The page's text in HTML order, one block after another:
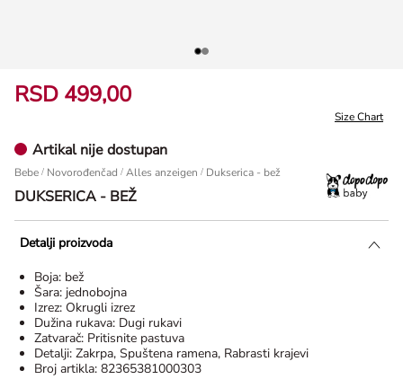
RSD 499,00
Size Chart
Artikal nije dostupan
Bebe / Novorođenčad / Alles anzeigen Dukserica - bež
DUKSERICA - BEŽ
Detalji proizvoda
Boja: bež
Šara: jednobojna
Izrez: Okrugli izrez
Dužina rukava: Dugi rukavi
Zatvarač: Pritisnite pastuva
Detalji: Zakrpa, Spuštena ramena, Rabrasti krajevi
Broj artikla: 82365381000303